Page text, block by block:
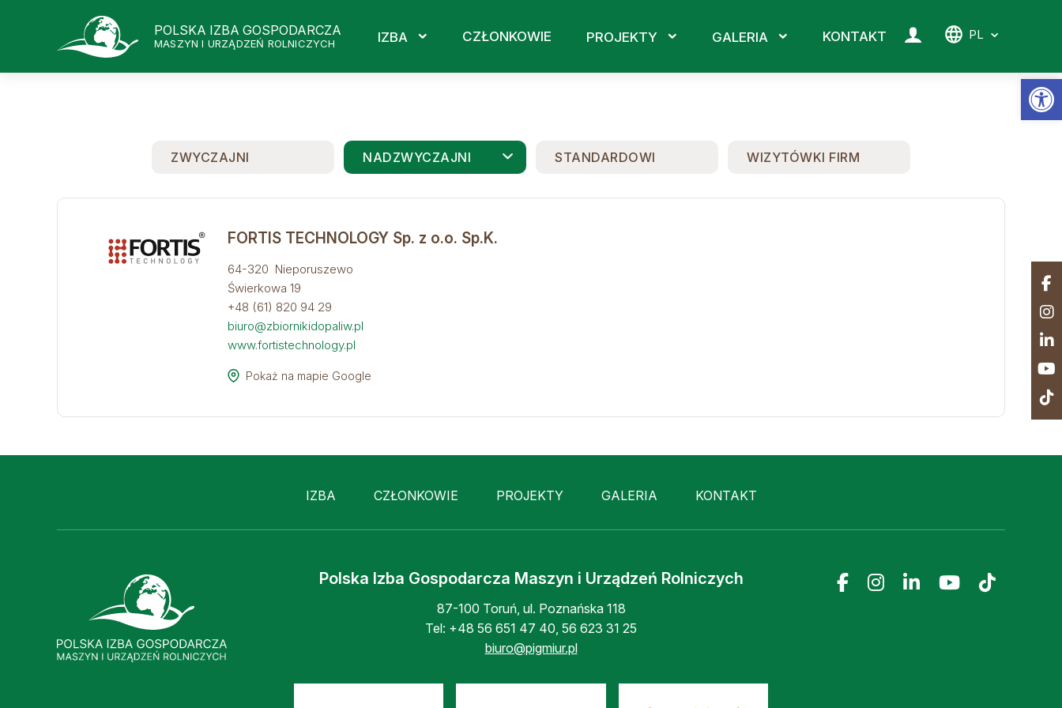
POLSKA IZBA GOSPODARCZA
MASZYN I URZĄDZEŃ ROLNICZYCH IZBA CZŁONKOWIE PROJEKTY GALERIA KONTAKT PL
ZWYCZAJNI NADZWYCZAJNI STANDARDOWI WIZYTÓWKI FIRM
FORTIS TECHNOLOGY Sp. z o.o. Sp.K.
64-320 Nieporuszewo
Świerkowa 19
+48 (61) 820 94 29
biuro@zbiornikidopaliw.pl
www.fortistechnology.pl
Pokaż na mapie Google
IZBA CZŁONKOWIE PROJEKTY GALERIA KONTAKT
Polska Izba Gospodarcza Maszyn i Urządzeń Rolniczych
87-100 Toruń, ul. Poznańska 118
Tel: +48 56 651 47 40 56 623 31 25
biuro@pigmiur.pl